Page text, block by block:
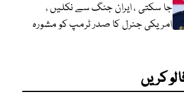
جا سکتی ، ایران جنگ سے نکلیں ،
امریکی جنرل کا صدر ٹرمپ کو مشورہ
کریں